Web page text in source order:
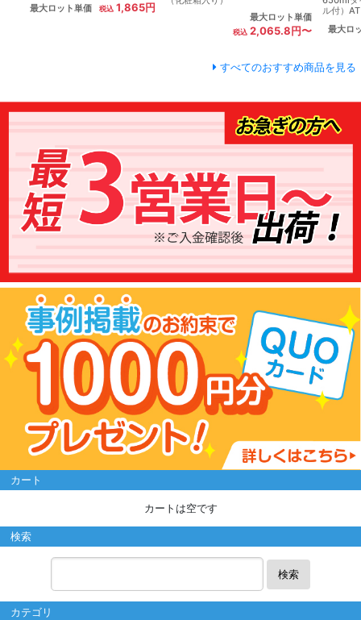
最大ロット単価 1,865円
最大ロット単価
2,065.8円〜
ル付）AT
最大ロ
すべてのおすすめ商品を見る
カート
カートは空です
検索
検索
カテゴリ